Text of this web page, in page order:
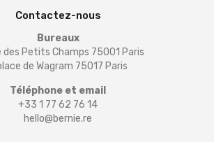
Contactez-nous
Bureaux
des Petits Champs 75001 Paris
de Wagram 75017 Paris
Téléphone et email
+33 1 77 62 76 14
hello@bernie.re